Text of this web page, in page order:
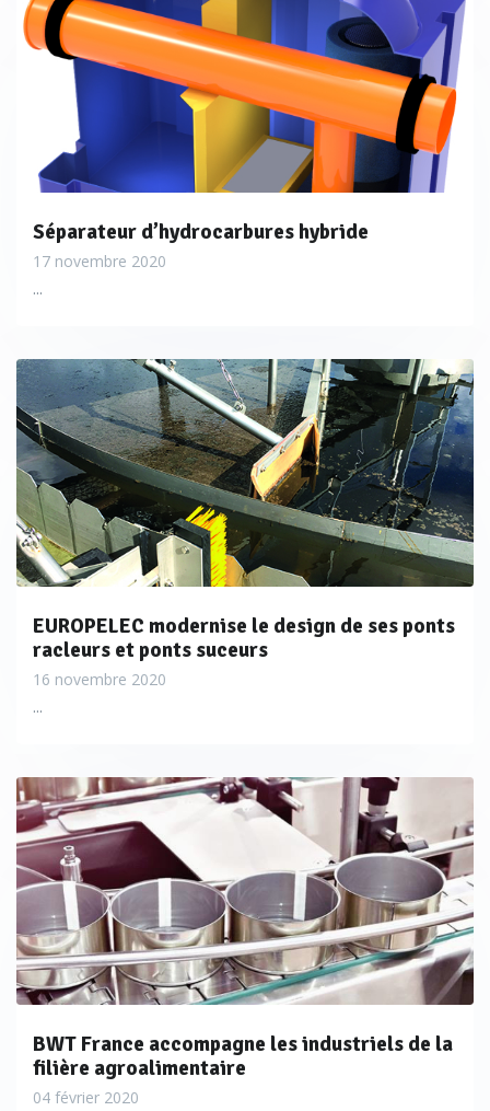
Séparateur d’hydrocarbures hybride
17 novembre 2020
...
EUROPELEC modernise le design de ses ponts
racleurs et ponts suceurs
16 novembre 2020
...
BWT France accompagne les industriels de la
filière agroalimentaire
04 février 2020